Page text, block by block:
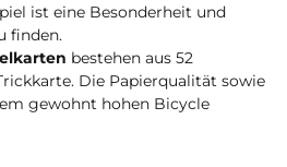
ist eine Besonderheit und
finden.
bestehen aus 52
Die Papierqualität sowie
gewohnt hohen Bicycle